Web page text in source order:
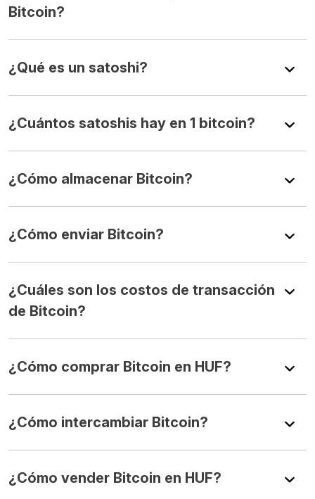
Bitcoin?
¿Qué es un satoshi?
¿Cuántos satoshis hay en 1 bitcoin?
¿Cómo almacenar Bitcoin?
¿Cómo enviar Bitcoin?
¿Cuáles son los costos de transacción
de Bitcoin?
¿Cómo comprar Bitcoin en HUF?
¿Cómo intercambiar Bitcoin?
¿Cómo vender Bitcoin en HUF?